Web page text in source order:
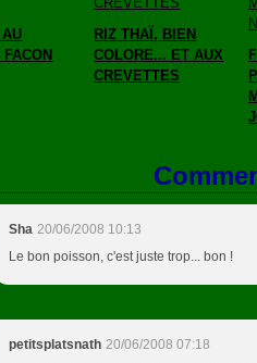
RIZ THAÏ, BIEN
COLORE... ET AUX
CREVETTES
Sha 20/06/2008 10:13
Le bon poisson, c'est juste trop... bon !
petitsplatsnath 20/06/2008 07:18